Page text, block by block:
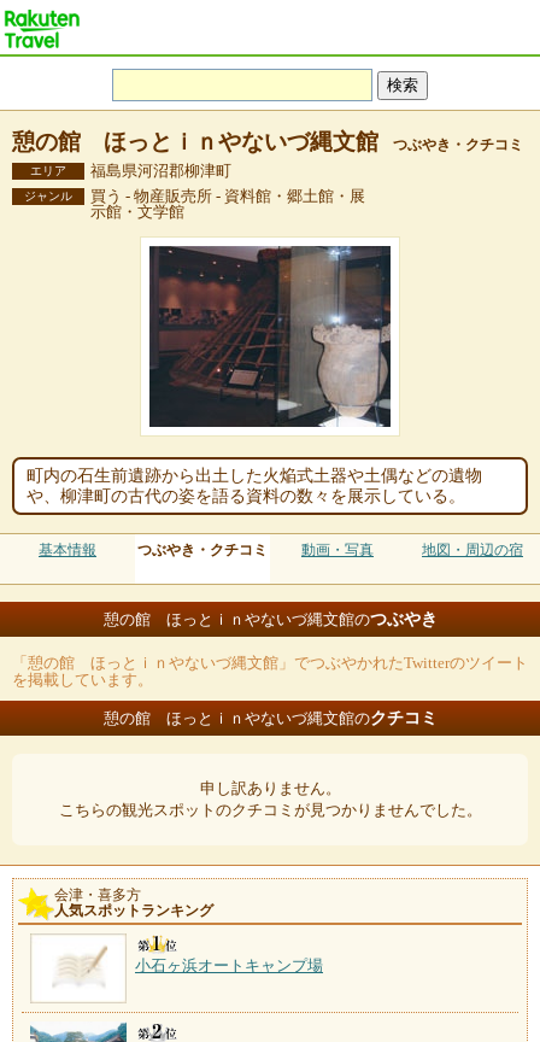
憩の館 ほっとｉｎやないづ縄文館 つぶやき・クチコミ
エリア 福島県河沼郡柳津町
ジャンル
買う - 物産販売所 - 資料館・郷土館・展
示館・文学館
町内の石生前遺跡から出土した火焔式土器や土偶などの遺物
や、柳津町の古代の姿を語る資料の数々を展示している。
基本情報 つぶやき・クチコミ 動画・写真 地図・周辺の宿
憩の館 ほっとｉｎやないづ縄文館のつぶやき
「憩の館 ほっとｉｎやないづ縄文館」でつぶやかれたTwitterのツイート
を掲載しています。
憩の館 ほっとｉｎやないづ縄文館のクチコミ
申し訳ありません。
こちらの観光スポットのクチコミが見つかりませんでした。
会津・喜多方
人気スポットランキング
小石ヶ浜オートキャンプ場